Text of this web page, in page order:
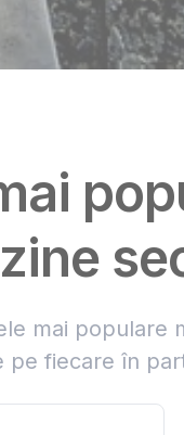
mai populare
pe fiecare în